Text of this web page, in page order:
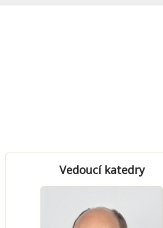
Vedoucí katedry